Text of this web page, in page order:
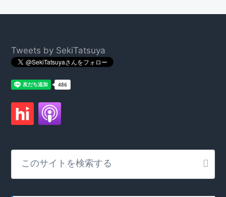
Footer
Tweets by SekiTatsuya
サ